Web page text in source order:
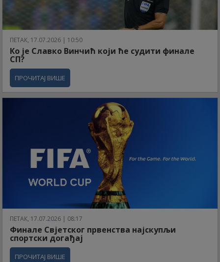
ПЕТАК, 17.07.2026 | 10:50
Ко је Славко Винчић који ће судити финале
СП?
ПРОЧИТАЈ ВИШЕ
ПЕТАК, 17.07.2026 | 08:17
Финале Свјетског првенства најскупљи
спортски догађај
ПРОЧИТАЈ ВИШЕ